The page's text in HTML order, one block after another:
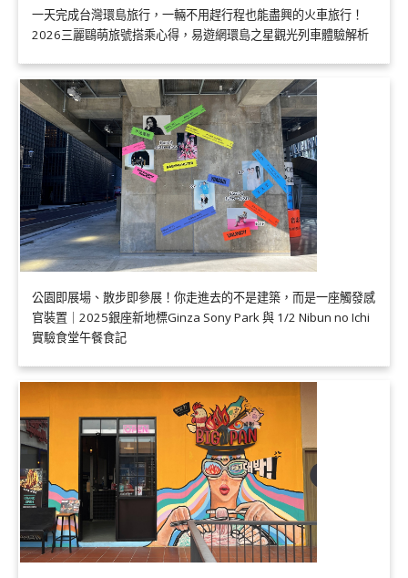
一天完成台灣環島旅行，一輛不用趕行程也能盡興的火車旅行！
2026三麗鷗萌旅號搭乘心得，易遊網環島之星觀光列車體驗解析
公園即展場、散步即參展！你走進去的不是建築，而是一座觸發感
官裝置｜2025銀座新地標Ginza Sony Park 與 1/2 Nibun no Ichi
實驗食堂午餐食記